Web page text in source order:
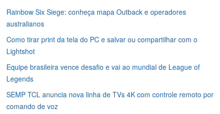
Rainbow Six Siege: conheça mapa Outback e operadores
australianos
Como tirar print da tela do PC e salvar ou compartilhar com o
Lightshot
Equipe brasileira vence desafio e vai ao mundial de League of
Legends
SEMP TCL anuncia nova linha de TVs 4K com controle remoto por
comando de voz